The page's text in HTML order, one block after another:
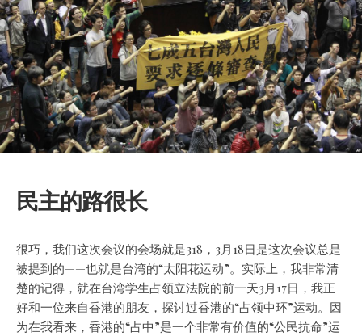
民主的路很长
很巧，我们这次会议的会场就是318，3月18日是这次会议总是
被提到的——也就是台湾的“太阳花运动”。实际上，我非常清
楚的记得，就在台湾学生占领立法院的前一天3月17日，我正
好和一位来自香港的朋友，探讨过香港的“占领中环”运动。因
为在我看来，香港的“占中”是一个非常有价值的“公民抗命”运